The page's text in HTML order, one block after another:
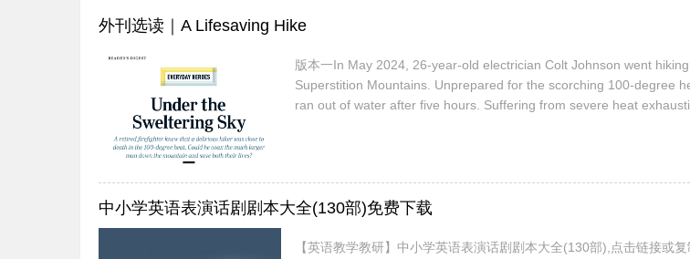
外刊选读｜A Lifesaving Hike
版本一In May 2024, 26-year-old electrician Colt Johnson went
Superstition Mountains. Unprepared for the scorching 100-degree
ran out of water after five hours. Suffering from severe heat
中小学英语表演话剧剧本大全(130部)免费下载
【英语教学教研】中小学英语表演话剧剧本大全(130部),点击链接或